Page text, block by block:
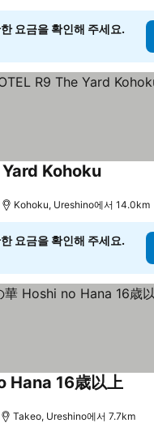
요금을 확인해 주세요.
Kohoku
Kohoku, Ureshino에서 14.0km
요금을 확인해 주세요.
Hana 16歳以上
Takeo, Ureshino에서 7.7km